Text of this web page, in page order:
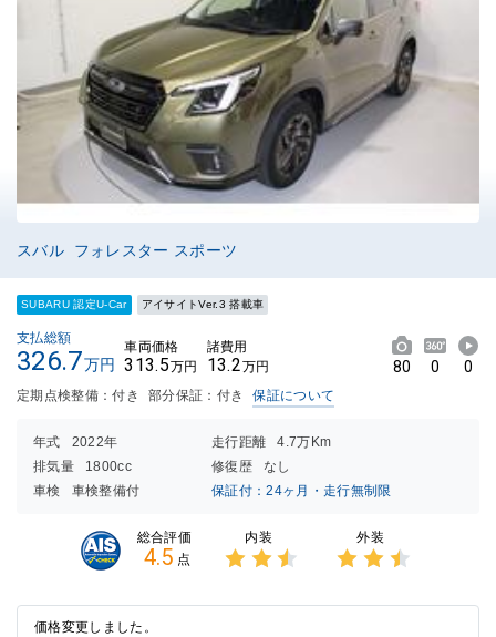
スバル フォレスター スポーツ
SUBARU 認定U-Car アイサイトVer.3 搭載車
支払総額
326.7万円
車両価格
313.5万円
諸費用
13.2万円 80 0 0
定期点検整備：付き 部分保証：付き 保証について
年式 2022年 走行距離
4.7万Km
排気量
1800cc 修復歴
なし
車検
車検整備付 保証付：24ヶ月・走行無制限
総合評価
4.5 点
内装
2.5点
外装
2.5点
価格変更しました。